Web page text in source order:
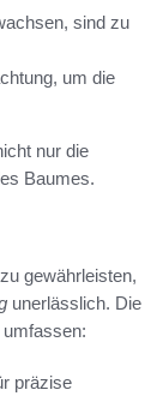
sind zu
um die
nur die
Baumes.
zu gewährleisten,
unerlässlich. Die
präzise